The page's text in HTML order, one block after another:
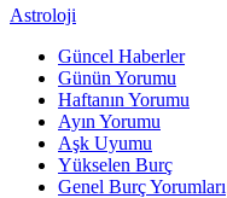
Astroloji
Güncel Haberler
Günün Yorumu
Haftanın Yorumu
Ayın Yorumu
Aşk Uyumu
Yükselen Burç
Genel Burç Yorumları